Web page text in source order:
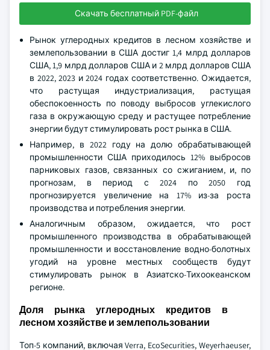
Скачать бесплатный PDF-файл
Рынок углеродных кредитов в лесном хозяйстве и
землепользовании в США достиг 1,4 млрд долларов
США, 1,9 млрд долларов США и 2 млрд долларов США
в 2022, 2023 и 2024 годах соответственно. Ожидается,
что растущая индустриализация, растущая
обеспокоенность по поводу выбросов углекислого
газа в окружающую среду и растущее потребление
энергии будут стимулировать рост рынка в США.
Например, в 2022 году на долю обрабатывающей
промышленности США приходилось 12% выбросов
парниковых газов, связанных со сжиганием, и, по
прогнозам, в период с 2024 по 2050 год
прогнозируется увеличение на 17% из-за роста
производства и потребления энергии.
Аналогичным образом, ожидается, что рост
промышленного производства в обрабатывающей
промышленности и восстановление водно-болотных
угодий на уровне местных сообществ будут
стимулировать рынок в Азиатско-Тихоокеанском
регионе.
Доля рынка углеродных кредитов в
лесном хозяйстве и землепользовании
Топ-5 компаний, включая Verra, EcoSecurities, Weyerhaeuser,